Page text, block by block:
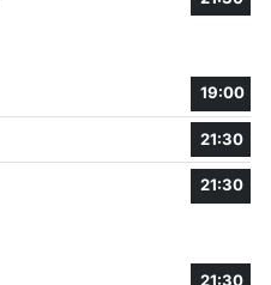
19:00
21:30
21:30
21:30